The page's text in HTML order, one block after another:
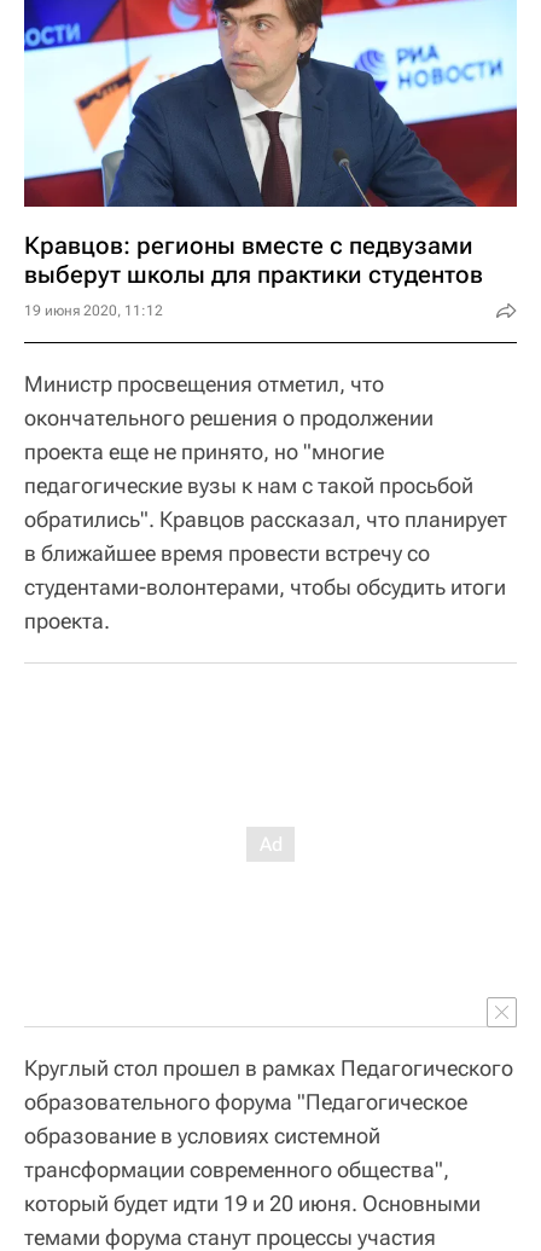
Кравцов: регионы вместе с педвузами
выберут школы для практики студентов
19 июня 2020, 11:12
Министр просвещения отметил, что
окончательного решения о продолжении
проекта еще не принято, но "многие
педагогические вузы к нам с такой просьбой
обратились". Кравцов рассказал, что планирует
в ближайшее время провести встречу со
студентами-волонтерами, чтобы обсудить итоги
проекта.
Круглый стол прошел в рамках Педагогического
образовательного форума "Педагогическое
образование в условиях системной
трансформации современного общества",
который будет идти 19 и 20 июня. Основными
темами форума станут процессы участия